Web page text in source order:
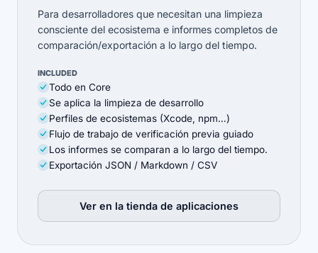
Para desarrolladores que necesitan una limpieza
consciente del ecosistema e informes completos de
comparación/exportación a lo largo del tiempo.
INCLUDED
Todo en Core
Se aplica la limpieza de desarrollo
Perfiles de ecosistemas (Xcode, npm…)
Flujo de trabajo de verificación previa guiado
Los informes se comparan a lo largo del tiempo.
Exportación JSON / Markdown / CSV
Ver en la tienda de aplicaciones
(opens in new tab)